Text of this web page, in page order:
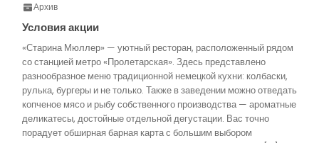
Архив
Условия акции
«Старина Мюллер» — уютный ресторан, расположенный рядом
со станцией метро «Пролетарская». Здесь представлено
разнообразное меню традиционной немецкой кухни: колбаски,
рулька, бургеры и не только. Также в заведении можно отведать
копченое мясо и рыбу собственного производства — ароматные
деликатесы, достойные отдельной дегустации. Вас точно
порадует обширная барная карта с большим выбором